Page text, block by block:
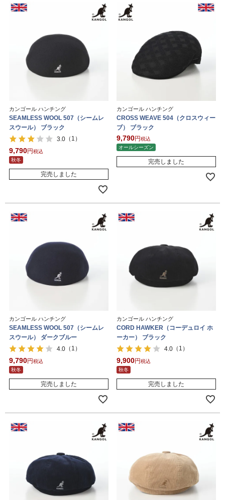
カンゴール ハンチング
SEAMLESS WOOL 507（シームレ
スウール） ブラック
3.0 （1）
9,790
税込
秋冬
完売しました
カンゴール ハンチング
CROSS WEAVE 504（クロスウィー
ブ） ブラック
9,790
税込
オールシーズン
完売しました
カンゴール ハンチング
SEAMLESS WOOL 507（シームレ
スウール） ダークブルー
4.0 （1）
9,790
税込
秋冬
完売しました
カンゴール ハンチング
CORD HAWKER（コーデュロイ ホ
ーカー） ブラック
4.0 （1）
9,900
税込
秋冬
完売しました